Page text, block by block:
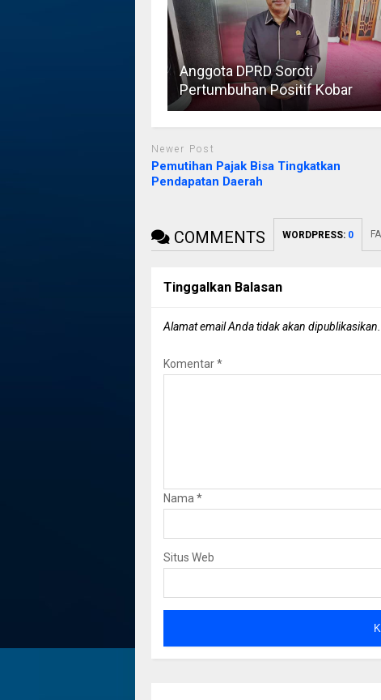
Anggota DPRD Soroti
Pertumbuhan Positif Kobar
Newer Post
Pemutihan Pajak Bisa Tingkatkan
Pendapatan Daerah
COMMENTS WORDPRESS: 0
Tinggalkan Balasan
Alamat email Anda tidak akan dipublikasikan.
Komentar*
Nama *
Situs Web